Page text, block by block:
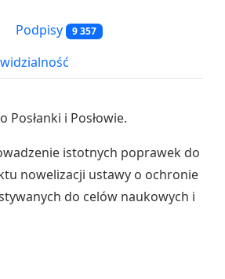
Podpisy 9 357
Posłanki i Posłowie.
istotnych poprawek do
nowelizacji ustawy o ochronie
do celów naukowych i